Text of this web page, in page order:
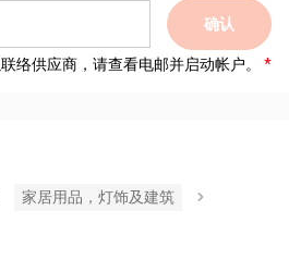
确认
络供应商，请查看电邮并启动帐户。
家居用品，灯饰及建筑